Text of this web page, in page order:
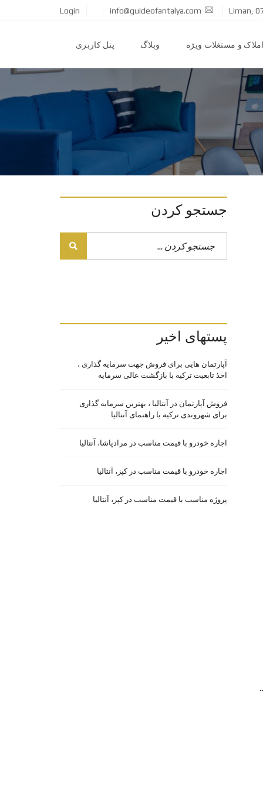
Liman,
info@guideofantalya.com
Login
و مستغلات ویژه وبلاگ پنل کاربری
جستجو کردن
پستهای اخیر
آپارتمان هایی برای فروش جهت سرمایه گذاری ،
اخذ تابعیت ترکیه با بازگشت عالی سرمایه
فروش آپارتمان در آنتالیا ، بهترین سرمایه گذاری
برای شهروندی ترکیه با راهنمای آنتالیا
اجاره خودرو با قیمت مناسب در مرادپاشا، آنتالیا
اجاره خودرو با قیمت مناسب در کپز، آنتالیا
پروژه مناسب با قیمت مناسب در کپز، آنتالیا